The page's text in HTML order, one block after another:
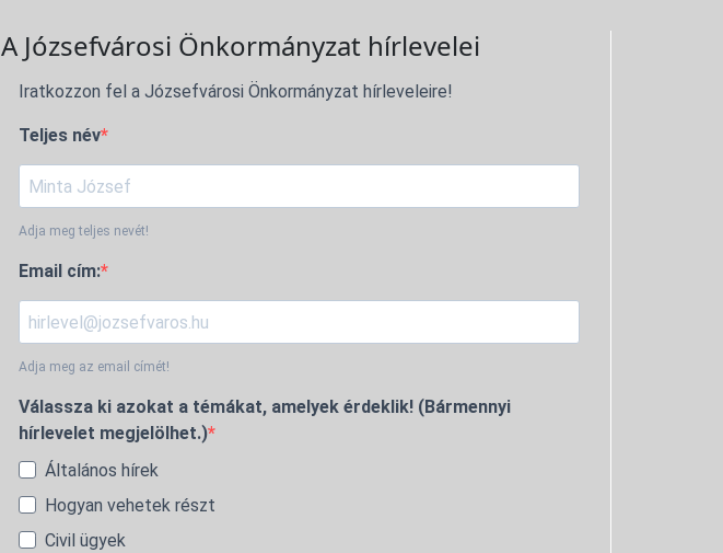
A Józsefvárosi Önkormányzat hírlevelei
Iratkozzon fel a Józsefvárosi Önkormányzat hírleveleire!
Teljes név
Adja meg teljes nevét!
Email cím:
Adja meg az email címét!
Válassza ki azokat a témákat, amelyek érdeklik! (Bármennyi
hírlevelet megjelölhet.)
Általános hírek
Hogyan vehetek részt
Civil ügyek